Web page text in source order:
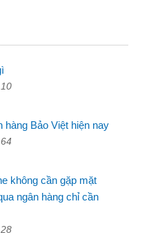
10
hàng Bảo Việt hiện nay
64
không cần gặp mặt
ngân hàng chỉ cần
28